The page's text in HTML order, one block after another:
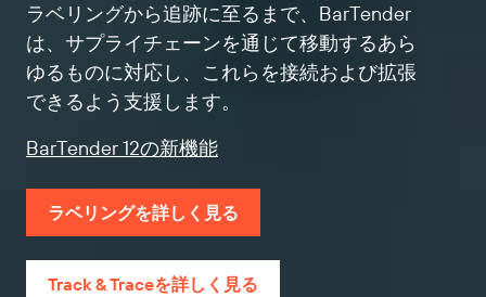
ラベリングから追跡に至るまで、BarTender
は、サプライチェーンを通じて移動するあら
ゆるものに対応し、これらを接続および拡張
できるよう支援します。
BarTender 12の新機能
ラベリングを詳しく見る
Track & Traceを詳しく見る